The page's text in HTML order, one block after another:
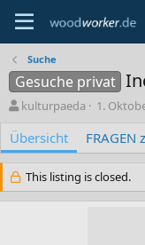
Suche
Gesuche privat
A
t
o
kulturpaeda
C
e
a
i
o
1.
Übersicht FRAGEN
This listing is closed.